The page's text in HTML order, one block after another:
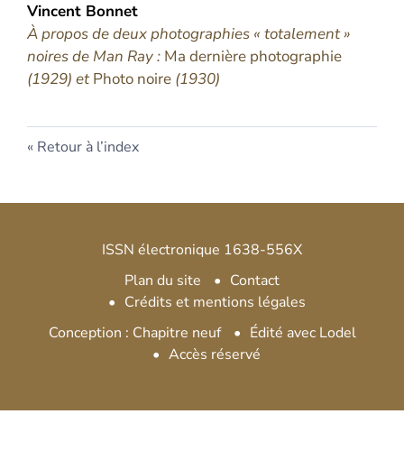
Vincent Bonnet
À propos de deux photographies « totalement »
noires de Man Ray : Ma dernière photographie
(1929) etPhoto noire (1930)
Retour à l’index
ISSN électronique 1638-556X
Plan du site
Contact
Crédits et mentions légales
Conception : Chapitre neuf
Édité avec Lodel
Accès réservé